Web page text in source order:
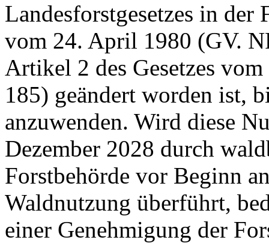
Landesforstgesetzes in der
vom 24. April 1980 (GV.
Artikel 2 des Gesetzes
185) geändert worden ist,
anzuwenden. Wird diese
Dezember 2028 durch
Forstbehörde vor Beginn
Waldnutzung überführt,
einer Genehmigung der